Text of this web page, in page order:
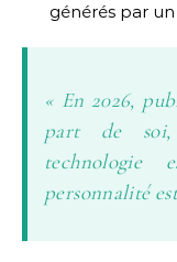
générés par
« En 2026,
part de soi,
personnalité